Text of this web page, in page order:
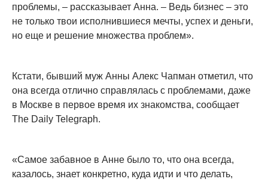
проблемы, – рассказывает Анна. – Ведь бизнес – это
не только твои исполнившиеся мечты, успех и деньги,
но еще и решение множества проблем».
Кстати, бывший муж Анны Алекс Чапман отметил, что
она всегда отлично справлялась с проблемами, даже
в Москве в первое время их знакомства, сообщает
The Daily Telegraph.
«Самое забавное в Анне было то, что она всегда,
казалось, знает конкретно, куда идти и что делать,